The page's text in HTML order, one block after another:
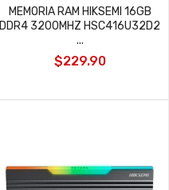
MEMORIA RAM HIKSEMI 16GB
DDR4 3200MHZ HSC416U32D2
...
$229.90